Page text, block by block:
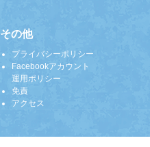
その他
プライバシーポリシー
Facebookアカウント
運用ポリシー
免責
アクセス